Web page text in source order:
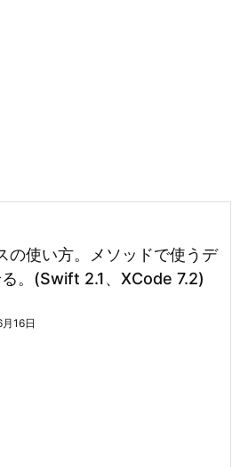
の使い方。メソッドで使うデ
。(Swift 2.1、XCode 7.2)
16日